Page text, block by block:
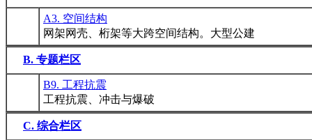
A3. 空间结构
网架网壳、桁架等大跨空间结构。大型公建
B. 专题栏区
B9. 工程抗震
工程抗震、冲击与爆破
C. 综合栏区